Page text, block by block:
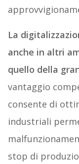
La
anche in altri
quello della
vantaggio
consente di
industriali
stop di